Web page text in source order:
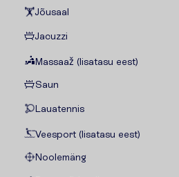
Jõusaal
Jacuzzi
Massaaž (lisatasu eest)
Saun
Lauatennis
Veesport (lisatasu eest)
Noolemäng